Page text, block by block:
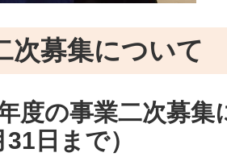
次募集について
度の事業二次募集
日まで）